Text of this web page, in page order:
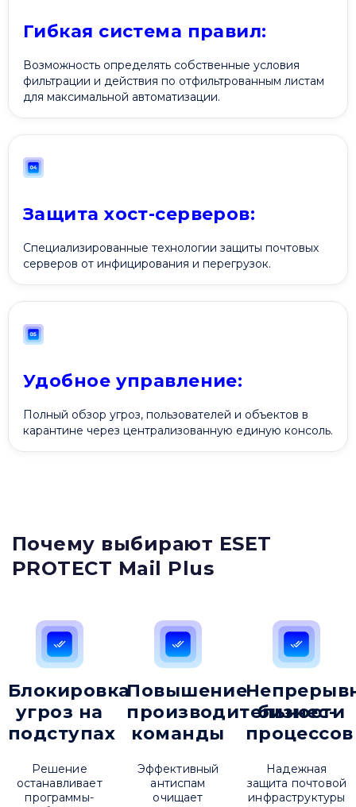
Гибкая система правил:
Возможность определять собственные условия
фильтрации и действия по отфильтрованным листам
для максимальной автоматизации.
Защита хост-серверов:
Специализированные технологии защиты почтовых
серверов от инфицирования и перегрузок.
Удобное управление:
Полный обзор угроз, пользователей и объектов в
карантине через централизованную единую консоль.
Почему выбирают ESET
PROTECT Mail Plus
Блокировка
угроз на
подступах
Решение
останавливает
программы-
Повышение
производительности
команды
Эффективный
антиспам
очищает
бизнес-
процессов
Надежная
защита почтовой
инфраструктуры